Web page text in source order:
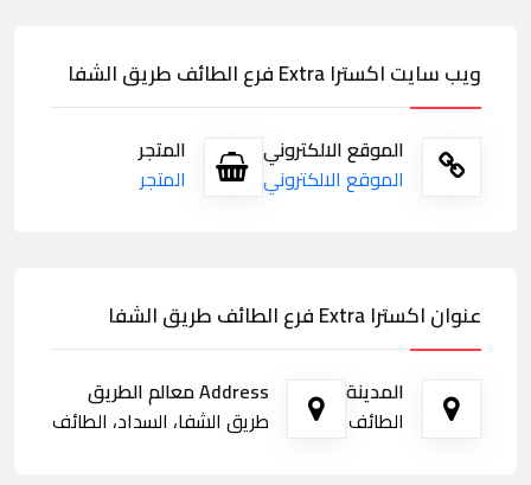
ويب سايت اكسترا Extra فرع الطائف طريق الشفا
الموقع الالكتروني
الموقع الالكتروني
المتجر
المتجر
عنوان اكسترا Extra فرع الطائف طريق الشفا
المدينة
الطائف
Address معالم الطريق
طريق الشفا، السداد، الطائف